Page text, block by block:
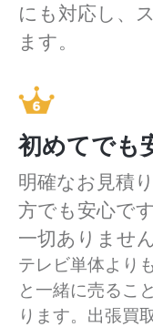
にも対応し、
ます。
初めてでも
明確なお見積
方でも安心で
一切ありません
テレビ単体より
と一緒に売るこ
ります。出張買